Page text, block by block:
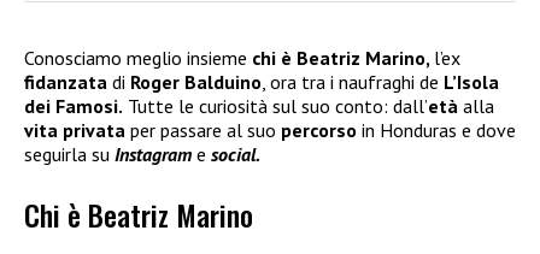
Conosciamo meglio insieme chi è Beatriz Marino, l’ex
fidanzata di Roger Balduino , ora tra i naufraghi de L’Isola
dei Famosi. Tutte le curiosità sul suo conto: dall’età alla
vita privata per passare al suo percorso in Honduras e dove
seguirla su Instagram e social.
Chi è Beatriz Marino